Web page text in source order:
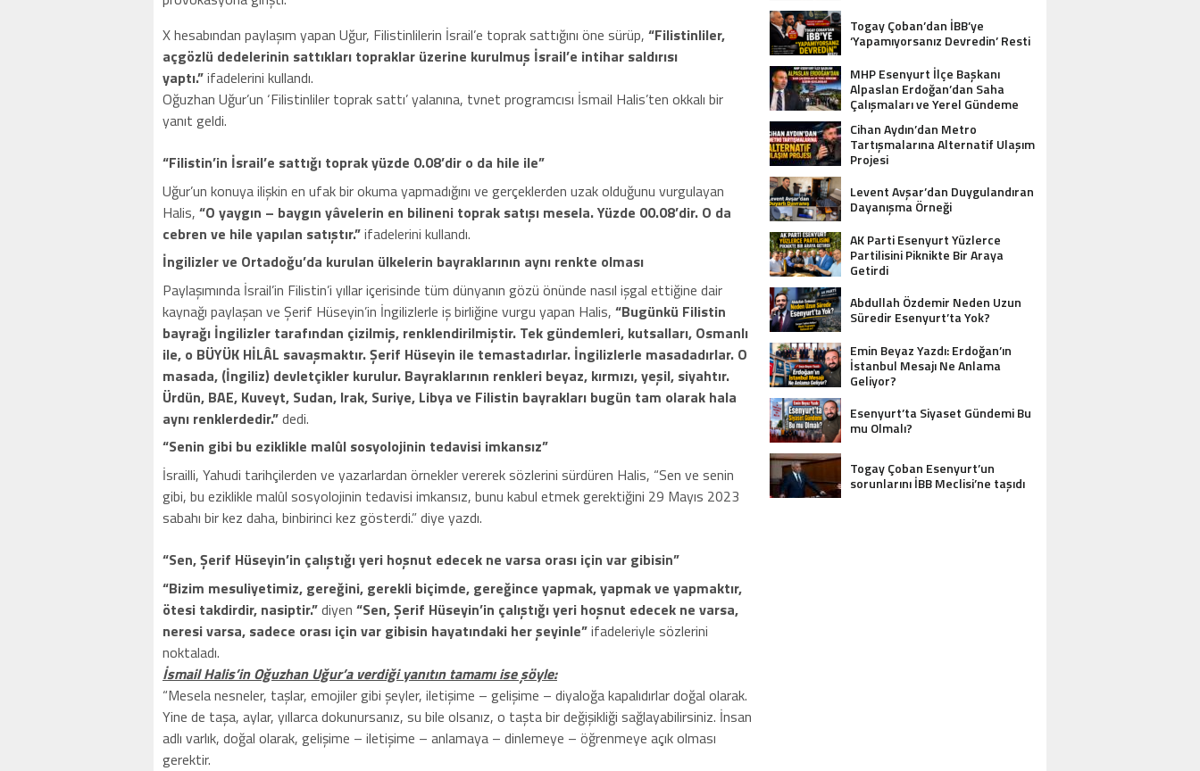
X hesabından paylaşım yapan Uğur, Filistinlilerin İsrail’e toprak sattığını öne sürüp, “Filistinliler,
açgözlü dedelerinin sattıkları topraklar üzerine kurulmuş İsrail’e intihar saldırısı
yaptı.”ifadelerini kullandı.
Oğuzhan Uğur’un ‘Filistinliler toprak sattı’ yalanına, tvnet programcısı İsmail Halis’ten okkalı bir
yanıt geldi.
“Filistin’in İsrail’e sattığı toprak yüzde 0.08’dir o da hile ile”
Uğur’un konuya ilişkin en ufak bir okuma yapmadığını ve gerçeklerden uzak olduğunu vurgulayan
Halis, “O yaygın – baygın yâvelerin en bilineni toprak satışı mesela. Yüzde 00.08’dir. O da
cebren ve hile yapılan satıştır.”ifadelerini kullandı.
İngilizler ve Ortadoğu’da kurulan ülkelerin bayraklarının aynı renkte olması
Paylaşımında İsrail’in Filistin’i yıllar içerisinde tüm dünyanın gözü önünde nasıl işgal ettiğine dair
kaynağı paylaşan ve Şerif Hüseyin’in İngilizlerle iş birliğine vurgu yapan Halis, “Bugünkü Filistin
bayrağı İngilizler tarafından çizilmiş, renklendirilmiştir. Tek gündemleri, kutsalları, Osmanlı
ile, o BÜYÜK HİLÂL savaşmaktır. Şerif Hüseyin ile temastadırlar. İngilizlerle masadadırlar. O
masada, (İngiliz) devletçikler kurulur. Bayraklarının renkleri beyaz, kırmızı, yeşil, siyahtır.
Ürdün, BAE, Kuveyt, Sudan, Irak, Suriye, Libya ve Filistin bayrakları bugün tam olarak hala
aynı renklerdedir.”dedi.
“Senin gibi bu eziklikle malûl sosyolojinin tedavisi imkansız”
İsrailli, Yahudi tarihçilerden ve yazarlardan örnekler vererek sözlerini sürdüren Halis, “Sen ve senin
gibi, bu eziklikle malûl sosyolojinin tedavisi imkansız, bunu kabul etmek gerektiğini 29 Mayıs 2023
sabahı bir kez daha, binbirinci kez gösterdi.” diye yazdı.
“Sen, Şerif Hüseyin’in çalıştığı yeri hoşnut edecek ne varsa orası için var gibisin”
“Bizim mesuliyetimiz, gereğini, gerekli biçimde, gereğince yapmak, yapmak ve yapmaktır,
ötesi takdirdir, nasiptir.”diyen “Sen, Şerif Hüseyin’in çalıştığı yeri hoşnut edecek ne varsa,
neresi varsa, sadece orası için var gibisin hayatındaki her şeyinle”ifadeleriyle sözlerini
noktaladı.
İsmail Halis’in Oğuzhan Uğur’a verdiği yanıtın tamamı ise şöyle:
“Mesela nesneler, taşlar, emojiler gibi şeyler, iletişime – gelişime – diyaloğa kapalıdırlar doğal olarak.
Yine de taşa, aylar, yıllarca dokunursanız, su bile olsanız, o taşta bir değişikliği sağlayabilirsiniz. İnsan
adlı varlık, doğal olarak, gelişime – iletişime – anlamaya – dinlemeye – öğrenmeye açık olması
gerektir.
Togay Çoban’dan İBB’ye
‘Yapamıyorsanız Devredin’ Resti
MHP Esenyurt İlçe Başkanı
Alpaslan Erdoğan’dan Saha
Çalışmaları ve Yerel Gündeme
İlişkin Açıklamalar
Cihan Aydın’dan Metro
Tartışmalarına Alternatif Ulaşım
Projesi
Levent Avşar’dan Duygulandıran
Dayanışma Örneği
AK Parti Esenyurt Yüzlerce
Partilisini Piknikte Bir Araya
Getirdi
Abdullah Özdemir Neden Uzun
Süredir Esenyurt’ta Yok?
Emin Beyaz Yazdı: Erdoğan’ın
İstanbul Mesajı Ne Anlama
Geliyor?
Esenyurt’ta Siyaset Gündemi Bu
mu Olmalı?
Togay Çoban Esenyurt’un
sorunlarını İBB Meclisi’ne taşıdı